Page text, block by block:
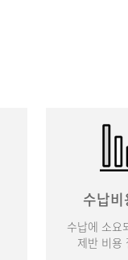
수납
수납에 소요
제반 비용